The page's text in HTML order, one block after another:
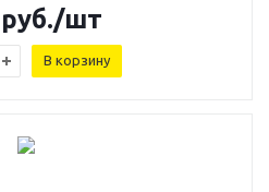
руб./шт
В корзину